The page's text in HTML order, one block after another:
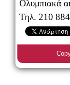
Ολυμπιακά
Τηλ. 210